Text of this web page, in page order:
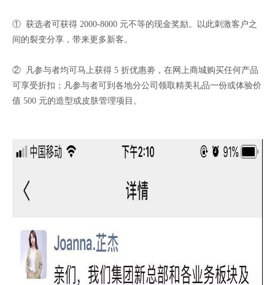
① 获选者可获得 2000-8000 元不等的现金奖励。以此刺激客户之
间的裂变分享，带来更多新客。
② 凡参与者均可马上获得 5 折优惠劵，在网上商城购买任何产品
可享受折扣；凡参与者可到各地分公司领取精美礼品一份或体验价
值 500 元的造型或皮肤管理项目。